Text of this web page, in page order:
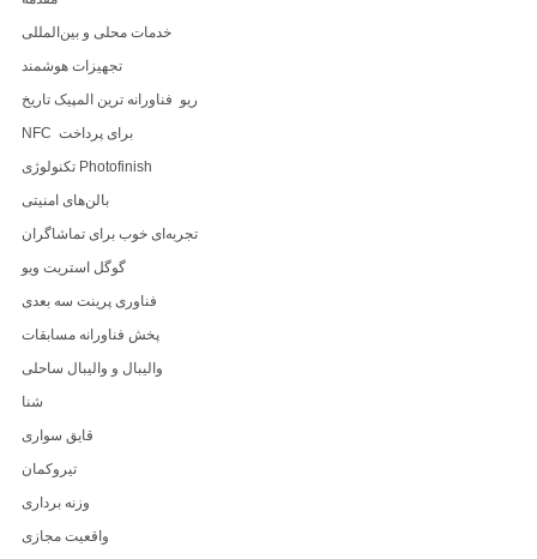
خدمات محلی و بین‌المللی
تجهیزات هوشمند
ریو فناورانه ترین المپیک تاریخ
NFC برای پرداخت
تکنولوژی Photofinish
بالن‌های امنیتی
تجربه‌ای خوب برای تماشاگران
گوگل استریت ویو
فناوری پرینت سه بعدی
پخش فناورانه مسابقات
والیبال و والیبال ساحلی
شنا
قایق سواری
تیروکمان
وزنه برداری
واقعیت مجازی